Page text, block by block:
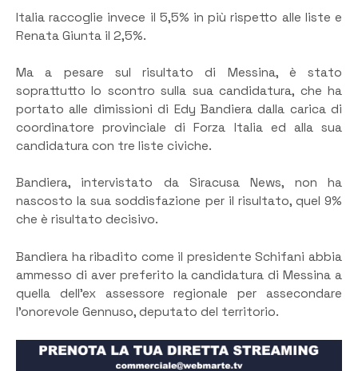
Italia raccoglie invece il 5,5% in più rispetto alle liste e
Renata Giunta il 2,5%.
Ma a pesare sul risultato di Messina, è stato
soprattutto lo scontro sulla sua candidatura, che ha
portato alle dimissioni di Edy Bandiera dalla carica di
coordinatore provinciale di Forza Italia ed alla sua
candidatura con tre liste civiche.
Bandiera, intervistato da Siracusa News, non ha
nascosto la sua soddisfazione per il risultato, quel 9%
che è risultato decisivo.
Bandiera ha ribadito come il presidente Schifani abbia
ammesso di aver preferito la candidatura di Messina a
quella dell’ex assessore regionale per assecondare
l’onorevole Gennuso, deputato del territorio.